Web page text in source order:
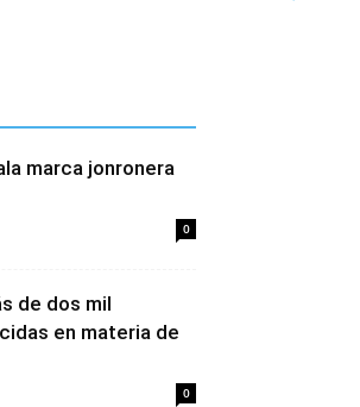
marca jonronera
0
de dos mil
en materia de
0